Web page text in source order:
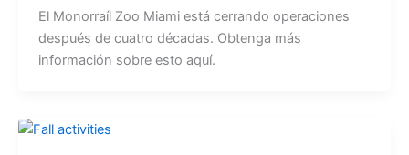
El Monorraíl Zoo Miami está cerrando operaciones
después de cuatro décadas. Obtenga más
información sobre esto aquí.